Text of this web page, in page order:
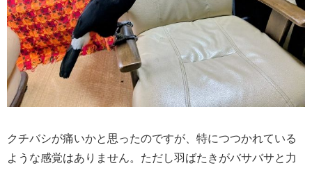
クチバシが痛いかと思ったのですが、特につつかれている
ような感覚はありません。ただし羽ばたきがバサバサと力